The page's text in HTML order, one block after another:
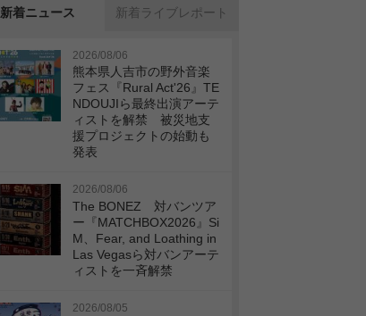
新着ニュース 新着ライブレポート
2026/08/06
熊本県人吉市の野外音楽
フェス『Rural Act'26』TE
NDOUJIら最終出演アーテ
ィストを解禁 被災地支
援プロジェクトの始動も
発表
2026/08/06
The BONEZ 対バンツア
ー『MATCHBOX2026』Si
M、Fear, and Loathing in
Las Vegasら対バンアーテ
ィストを一斉解禁
2026/08/05